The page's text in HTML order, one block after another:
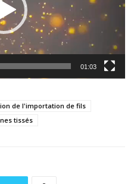
01:03
de l'importation de fils
tissés